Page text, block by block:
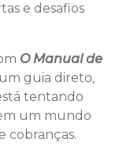
e desafios
O Manual de
guia direto,
tentando
um mundo
cobranças.